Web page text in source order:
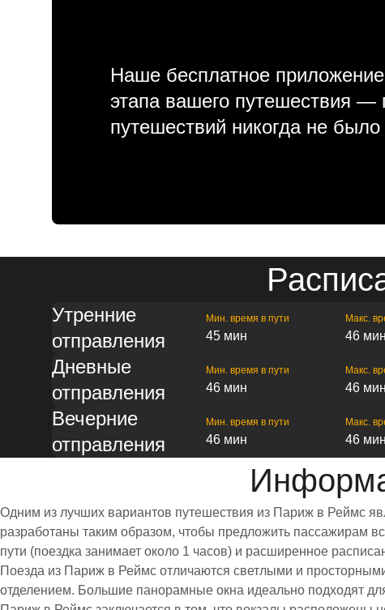
Наше бесплатное
этапа вашего путешествия —
путешествий никогда не
Утренние
отправления
Мин. время в пути
45 мин
Макс.
46 мин
Дневные
отправления
Мин. время в пути
46 мин
Макс.
46 мин
Вечерние
отправления
Мин. время в пути
46 мин
Макс.
46 мин
Одним из лучших вариантов путешествия из Париж в Реймс
разработаны таким образом, чтобы предложить пассажирам
пути (поездка занимает около 1 часов) и расширенное
Поезда из Париж в Реймс отличаются светлыми и
отделением. Большие панорамные окна идеально подходят